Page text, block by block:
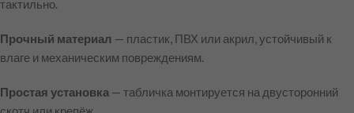
тактильно.
Прочный материал — пластик, ПВХ или акрил, устойчивый к
влаге и механическим повреждениям.
Простая установка — табличка монтируется на двусторонний